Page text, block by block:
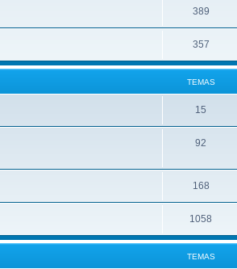
389
357
TEMAS
15
92
168
1058
TEMAS